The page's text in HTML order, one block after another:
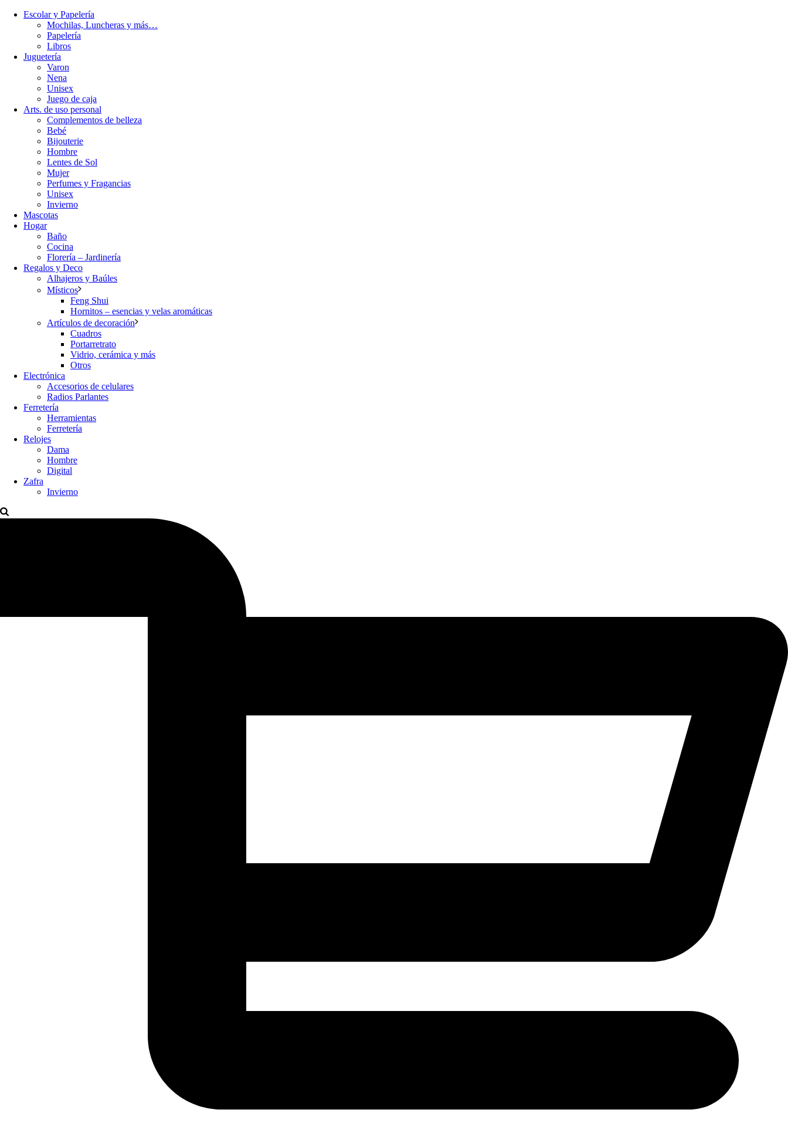
Escolar y Papelería
Mochilas, Luncheras y más…
Papelería
Libros
Juguetería
Varon
Nena
Unisex
Juego de caja
Arts. de uso personal
Complementos de belleza
Bebé
Bijouterie
Hombre
Lentes de Sol
Mujer
Perfumes y Fragancias
Unisex
Invierno
Mascotas
Hogar
Baño
Cocina
Florería – Jardinería
Regalos y Deco
Alhajeros y Baúles
Místicos
Feng Shui
Hornitos – esencias y velas aromáticas
Artículos de decoración
Cuadros
Portarretrato
Vidrio, cerámica y más
Otros
Electrónica
Accesorios de celulares
Radios Parlantes
Ferretería
Herramientas
Ferretería
Relojes
Dama
Hombre
Digital
Zafra
Invierno